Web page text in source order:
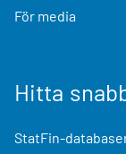
För media
Hitta
StatFin-